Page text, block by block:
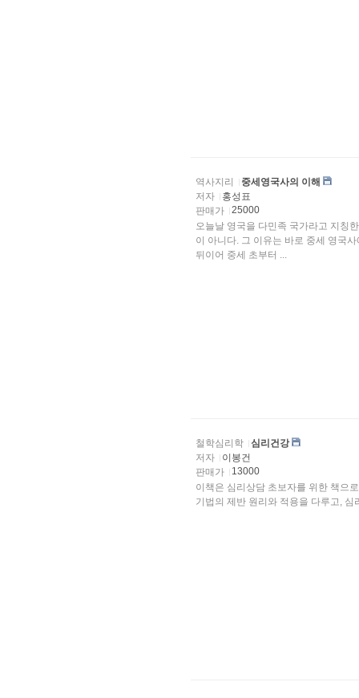
역사지리
중세영국사의 이해
저자
홍성표
판매가
25000
오늘날 영국을 다민족 국가라고 지칭
이 아니다. 그 이유는 바로 중세 영국사에 대한 이해를 통해서 알 수 있다. 고대 로마의 영국 정복에
뒤이어 중세 초부터 ...
철학심리학
심리건강
저자
이봉건
판매가
13000
이책은 심리상담 초보자를 위한 책으
기법